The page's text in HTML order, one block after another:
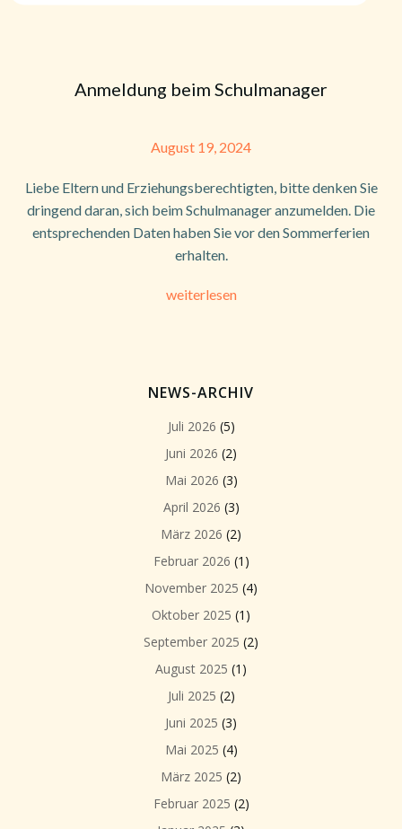
Anmeldung beim Schulmanager
August 19, 2024
Liebe Eltern und Erziehungsberechtigten, bitte denken Sie
dringend daran, sich beim Schulmanager anzumelden. Die
entsprechenden Daten haben Sie vor den Sommerferien
erhalten.
weiterlesen
NEWS-ARCHIV
Juli 2026 (5)
Juni 2026 (2)
Mai 2026 (3)
April 2026 (3)
März 2026 (2)
Februar 2026 (1)
November 2025 (4)
Oktober 2025 (1)
September 2025 (2)
August 2025 (1)
Juli 2025 (2)
Juni 2025 (3)
Mai 2025 (4)
März 2025 (2)
Februar 2025 (2)